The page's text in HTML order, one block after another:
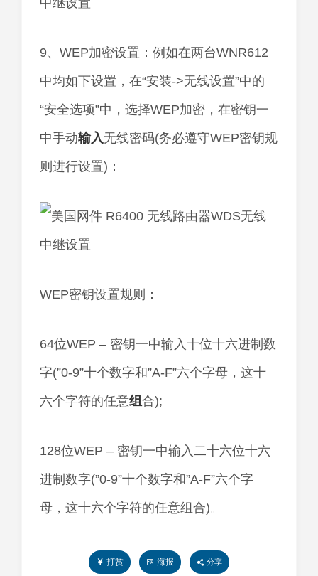
9、WEP加密设置：例如在两台WNR612
中均如下设置，在“安装->无线设置”中的
“安全选项”中，选择WEP加密，在密钥一
中手动输入无线密码(务必遵守WEP密钥规
则进行设置)：
WEP密钥设置规则：
64位WEP – 密钥一中输入十位十六进制数
字(”0-9”十个数字和”A-F”六个字母，这十
六个字符的任意组合);
128位WEP – 密钥一中输入二十六位十六
进制数字(”0-9”十个数字和”A-F”六个字
母，这十六个字符的任意组合)。
打赏 海报 分享